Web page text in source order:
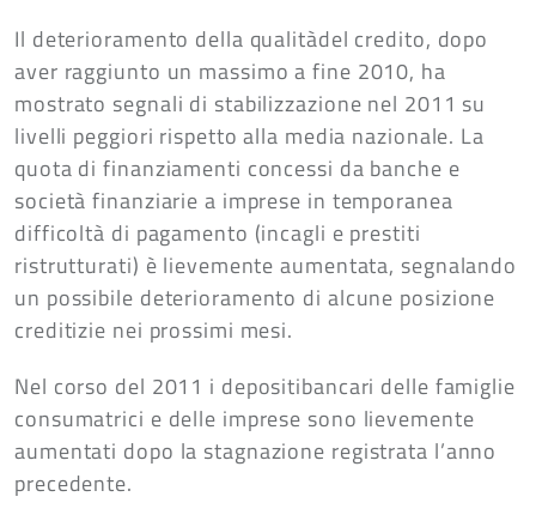
Il deterioramento della qualitàdel credito, dopo
aver raggiunto un massimo a fine 2010, ha
mostrato segnali di stabilizzazione nel 2011 su
livelli peggiori rispetto alla media nazionale. La
quota di finanziamenti concessi da banche e
società finanziarie a imprese in temporanea
difficoltà di pagamento (incagli e prestiti
ristrutturati) è lievemente aumentata, segnalando
un possibile deterioramento di alcune posizione
creditizie nei prossimi mesi.
Nel corso del 2011 i depositibancari delle famiglie
consumatrici e delle imprese sono lievemente
aumentati dopo la stagnazione registrata l’anno
precedente.